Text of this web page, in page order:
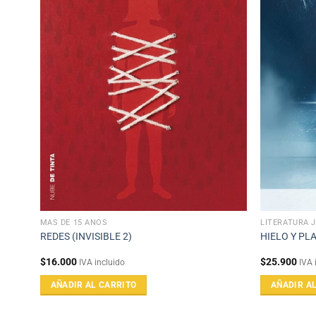
MAS DE 15 AÑOS
REDES (INVISIBLE 2)
$16.000 IVA incluido
AÑADIR AL CARRITO
LITERATURA
HIELO Y
$25.900 IVA
AÑADIR